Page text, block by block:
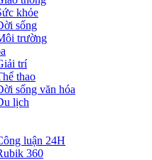
khỏe
sống
trường
trí
thao
sống văn hóa
lịch
luận 24H
360